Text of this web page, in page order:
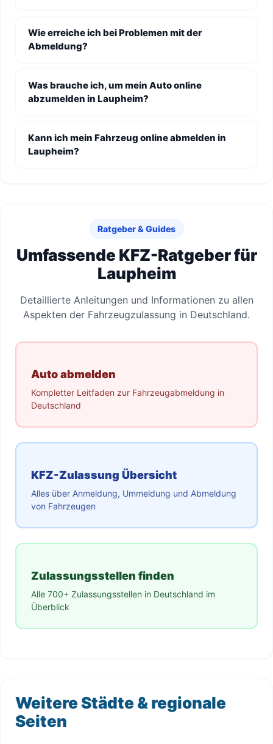
Wie erreiche ich bei Problemen mit der
Abmeldung?
Was brauche ich, um mein Auto online
abzumelden in Laupheim?
Kann ich mein Fahrzeug online abmelden in
Laupheim?
Ratgeber & Guides
Umfassende KFZ-Ratgeber für
Laupheim
Detaillierte Anleitungen und Informationen zu allen
Aspekten der Fahrzeugzulassung in Deutschland.
Auto abmelden
Kompletter Leitfaden zur Fahrzeugabmeldung in
Deutschland
KFZ-Zulassung Übersicht
Alles über Anmeldung, Ummeldung und Abmeldung
von Fahrzeugen
Zulassungsstellen finden
Alle 700+ Zulassungsstellen in Deutschland im
Überblick
Weitere Städte & regionale
Seiten